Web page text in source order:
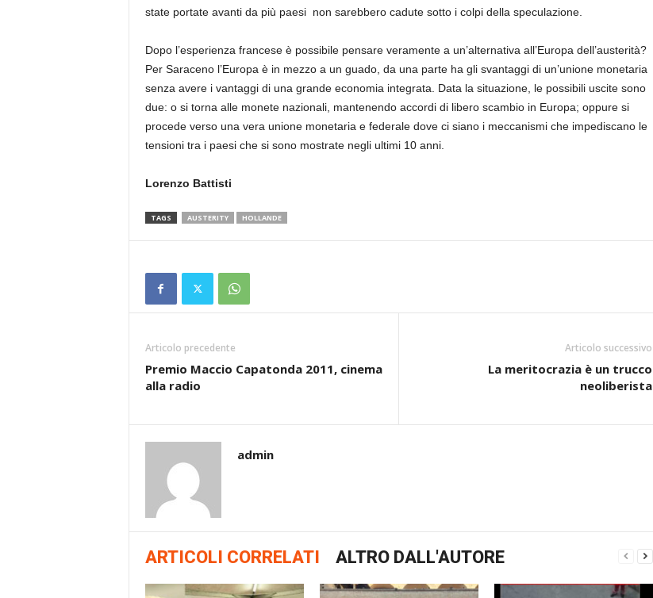
state portate avanti da più paesi non sarebbero cadute sotto i colpi della speculazione.
Dopo l’esperienza francese è possibile pensare veramente a un’alternativa all’Europa dell’austerità?
Per Saraceno l’Europa è in mezzo a un guado, da una parte ha gli svantaggi di un’unione monetaria
senza avere i vantaggi di una grande economia integrata. Data la situazione, le possibili uscite sono
due: o si torna alle monete nazionali, mantenendo accordi di libero scambio in Europa; oppure si
procede verso una vera unione monetaria e federale dove ci siano i meccanismi che impediscano le
tensioni tra i paesi che si sono mostrate negli ultimi 10 anni.
Lorenzo Battisti
TAGS AUSTERITY HOLLANDE
Articolo precedente
Premio Maccio Capatonda 2011, cinema
alla radio
Articolo successivo
La meritocrazia è un trucco
neoliberista
admin
ARTICOLI CORRELATI ALTRO DALL'AUTORE